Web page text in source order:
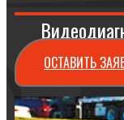
ОСТАВИТЬ